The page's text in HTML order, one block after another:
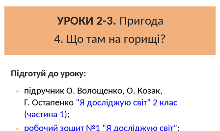
УРОКИ 2-3. Пригода
4. Що там на горищі?
Підготуй до уроку:
підручник О. Волощенко, О. Козак,
Г. Остапенко “Я досліджую світ” 2 клас
(частина 1);
робочий зошит №1 “Я досліджую світ”;